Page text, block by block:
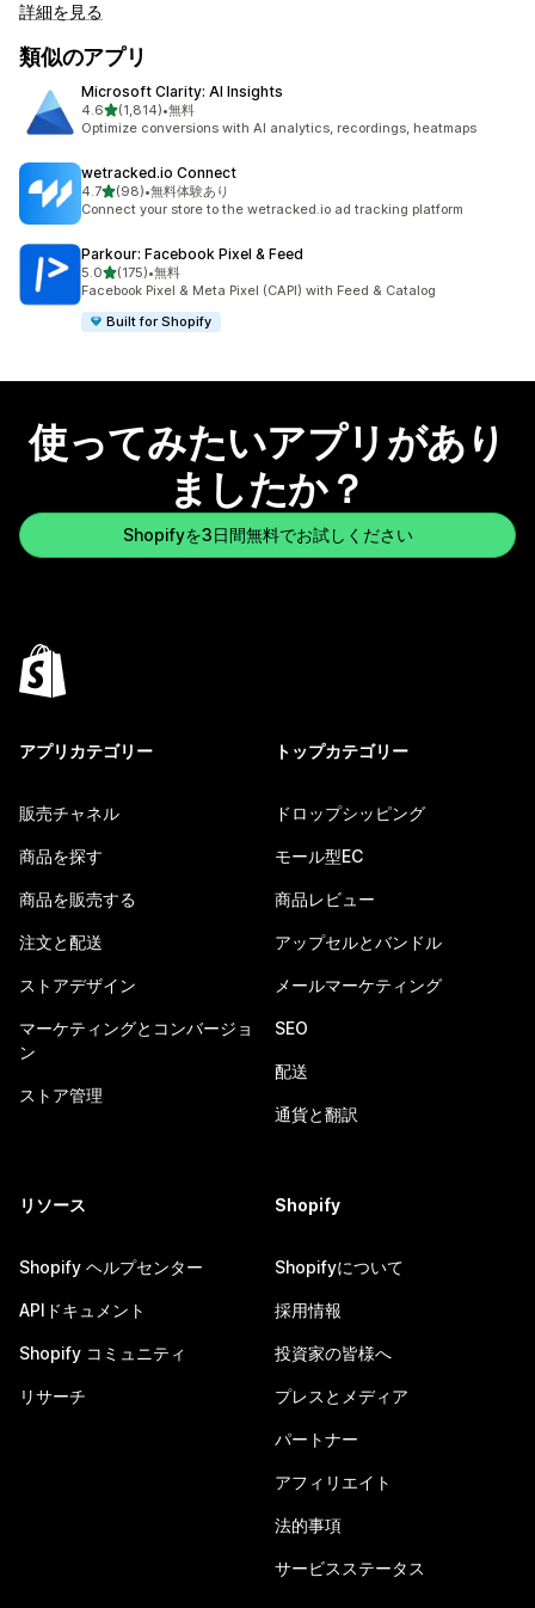
詳細を見る
類似のアプリ
Microsoft Clarity: AI Insights
4.65つ星中
(1,814)
合計レビュー数：1814件
•無料
Optimize conversions with AI analytics, recordings, heatmaps
wetracked.io Connect
4.75つ星中
(98)
合計レビュー数：98件
•無料体験あり
Connect your store to the wetracked.io ad tracking platform
Parkour: Facebook Pixel & Feed
5.05つ星中
(175)
合計レビュー数：175件
•無料
Facebook Pixel & Meta Pixel (CAPI) with Feed & Catalog
Built for Shopify
使ってみたいアプリがあり
ましたか？
Shopifyを3日間無料でお試しください
アプリカテゴリー
販売チャネル
商品を探す
商品を販売する
注文と配送
ストアデザイン
マーケティングとコンバージョ
ン
ストア管理
トップカテゴリー
ドロップシッピング
モール型EC
商品レビュー
アップセルとバンドル
メールマーケティング
SEO
配送
通貨と翻訳
リソース
Shopify ヘルプセンター
APIドキュメント
Shopify コミュニティ
リサーチ
Shopify
Shopifyについて
採用情報
投資家の皆様へ
プレスとメディア
パートナー
アフィリエイト
法的事項
サービスステータス